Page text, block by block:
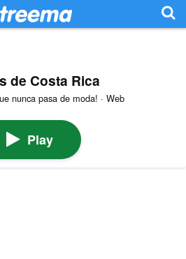
de Costa Rica
nunca pasa de moda! · Web
Play